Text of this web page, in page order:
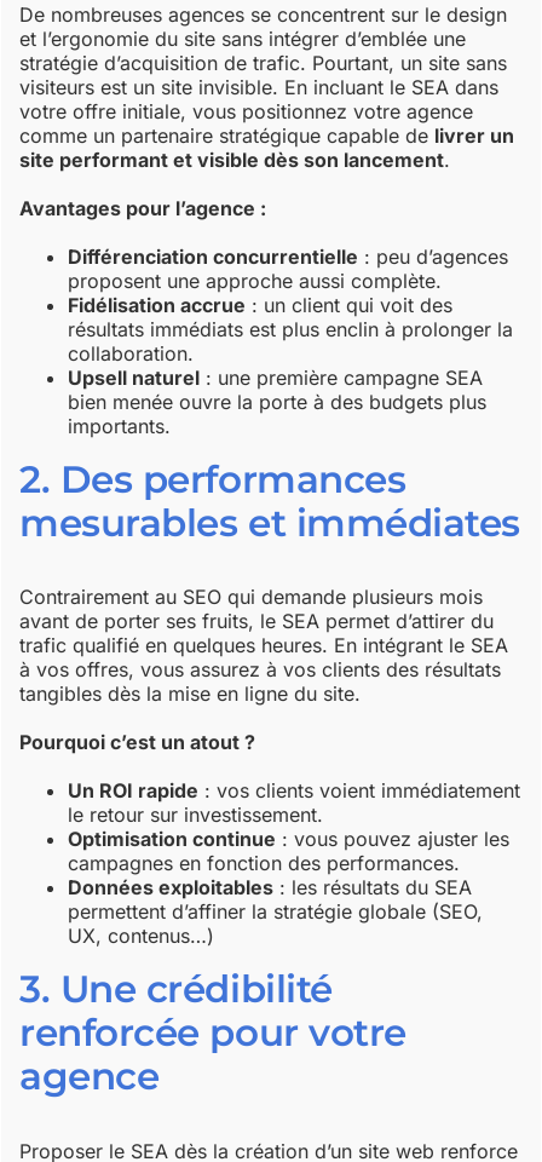
De nombreuses agences se concentrent sur le design
et l’ergonomie du site sans intégrer d’emblée une
stratégie d’acquisition de trafic. Pourtant, un site sans
visiteurs est un site invisible. En incluant le SEA dans
votre offre initiale, vous positionnez votre agence
comme un partenaire stratégique capable de livrer un
site performant et visible dès son lancement.
Avantages pour l’agence :
Différenciation concurrentielle : peu d’agences
proposent une approche aussi complète.
Fidélisation accrue : un client qui voit des
résultats immédiats est plus enclin à prolonger la
collaboration.
Upsell naturel : une première campagne SEA
bien menée ouvre la porte à des budgets plus
importants.
2. Des performances
mesurables et immédiates
Contrairement au SEO qui demande plusieurs mois
avant de porter ses fruits, le SEA permet d’attirer du
trafic qualifié en quelques heures. En intégrant le SEA
à vos offres, vous assurez à vos clients des résultats
tangibles dès la mise en ligne du site.
Pourquoi c’est un atout ?
Un ROI rapide : vos clients voient immédiatement
le retour sur investissement.
Optimisation continue : vous pouvez ajuster les
campagnes en fonction des performances.
Données exploitables : les résultats du SEA
permettent d’affiner la stratégie globale (SEO,
UX, contenus…)
3. Une crédibilité
renforcée pour votre
agence
Proposer le SEA dès la création d’un site web renforce